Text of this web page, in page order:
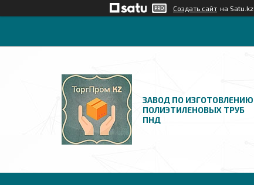
Создать сайт на Satu.kz
ЗАВОД ПО ИЗГОТОВЛЕНИЮ
ПОЛИЭТИЛЕНОВЫХ ТРУБ
ПНД